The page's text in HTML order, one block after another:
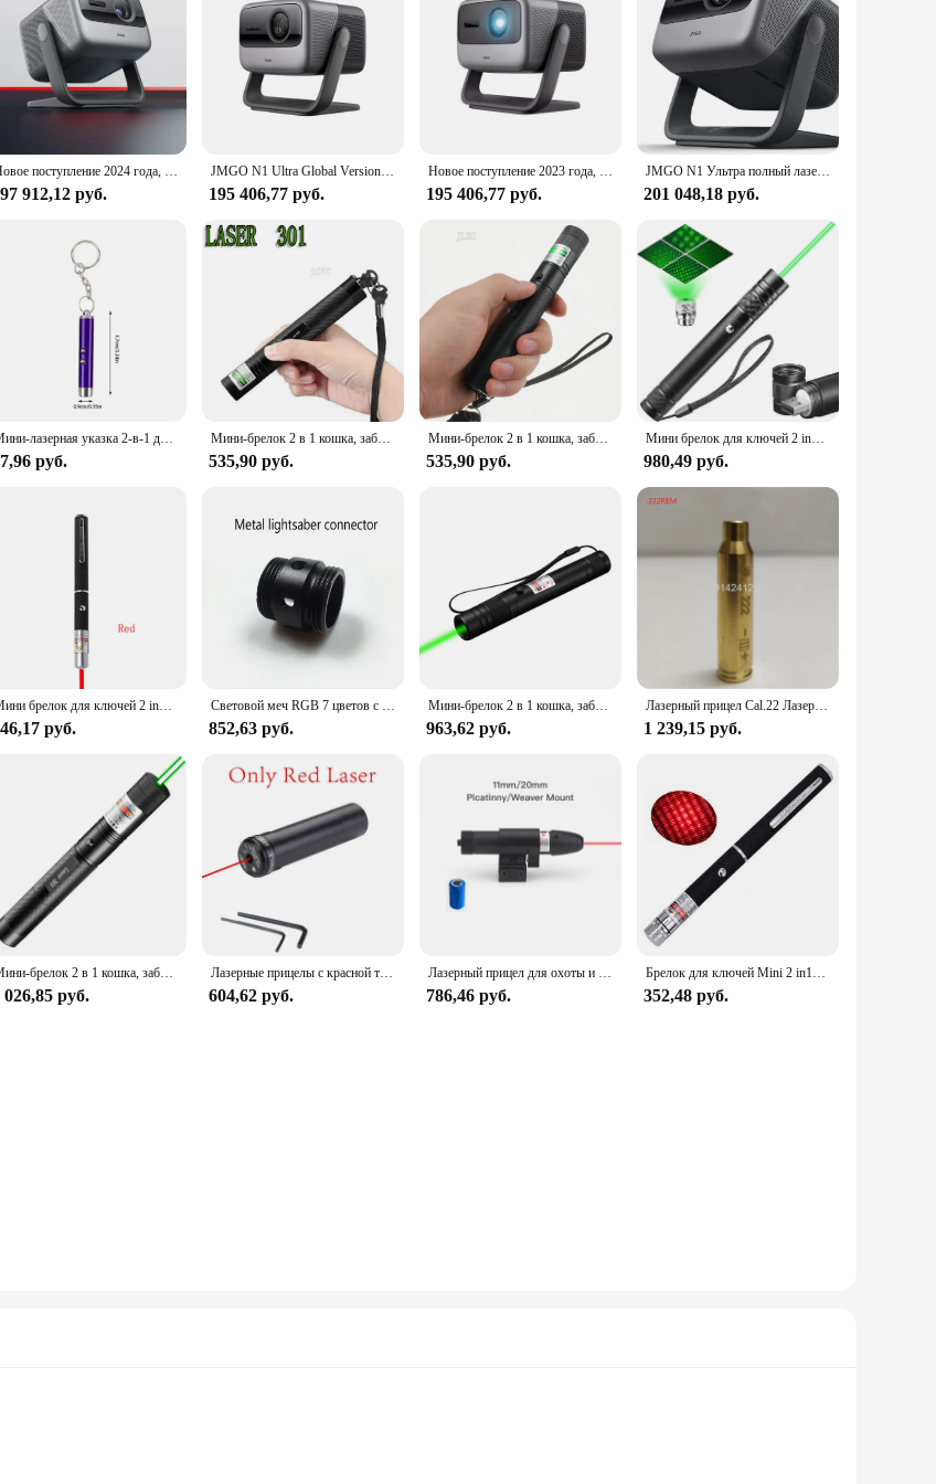
With a variety of connectivity options including HDMI, USB, VGA, AV, and audio in, it caters to diverse multimedia needs.
the Laser Projector 4000 ANSI ensures seamless integration. Its compact dimensions of 12.2 x 9.4 x 4.3 inches and
you need it. Ideal for business presentations, movie nights, or gaming sessions, this projector is your go-to solution for
projector is designed to withstand the rigors of frequent use, thanks to its robust build quality and a 1-year limited warranty.
lamp-based projectors, reducing maintenance costs and ensuring a reliable visual experience over time. Whether you're a
this projector is built to deliver consistent, high-quality visuals for years to come.
Новое поступление 2024 года, JMGO N1, ультра глобальная версия, трехцветный лазерный проектор 4K, 4000 ANSI с Android TV 11,0
912,12 руб.
JMGO N1 Ultra Global Version DLP Beamer 4000 ANSI Люмен Трехцветный лазерный подвес 4K Проектор
195 406,77 руб.
Новое поступление 2023 года, JMGO N1, ультра глобальная версия, трехцветный лазерный проектор 4K, 4000 ANSI с Android TV 11,0
195 406,77 руб.
JMGO N1 Ультра полный лазерный проектор 4K 4000 ANSI люмен Полностью автоматические домашние проекторы для кинотеатра со светодиодными ЖК-лампами на продажу
201 048,18 руб.
Мини-лазерная указка 2-в-1 для домашних животных, игрушка для кошек, портативный светодиодный фонарик для дрессировки домашних животных, игрушки-индикаторы, инструменты
руб.
Мини-брелок 2 в 1 кошка, забавная указка, портативная лазерная указка, светодиодный тренировочный фонарь, игрушка-фонарик для домашних животных, кошек
535,90 руб.
Мини-брелок 2 в 1 кошка, забавная указка, портативная лазерная указка, светодиодный тренировочный фонарь, игрушка-фонарик для домашних животных, кошек
535,90 руб.
Мини брелок для ключей 2 in1Cat, забавная указка с батареей, портативная лазерная указка, светодиодный фонарик для тренировок, игрушка-фонарик для кошек
980,49 руб.
Мини брелок для ключей 2 in1Cat, забавная указка без батареи, портативная лазерная указка, светодиодный фонарик для тренировок, игрушка-фонарик для кошек
руб.
Световой меч RGB 7 цветов с металлической ручкой, лазерный меч с двойной окантовкой, изменение тяжелого дуэльного звука, два в одном, искусственная зарядка через USB
852,63 руб.
Мини-брелок 2 в 1 кошка, забавная указка с батарейным питанием, портативная лазерная указка, светодиодный тренировочный фонарь, игрушечный фонарик для домашних животных, кошек
963,62 руб.
Лазерный прицел Cal.22 Лазерный прицел .22LR Лазерный прицел .22 Лазерный коллиматор для винтовки .22 Лазерная указка
1 239,15 руб.
Мини-брелок 2 в 1 кошка, забавная указка без батареи, портативная лазерная указка, светодиодный тренировочный фонарь, игрушка-фонарик для домашних животных и кошек
026,85 руб.
Лазерные прицелы с красной точкой, красные поручни Пикатинни, пистолетные прицелы, охотничьи перезаряжаемые лазеры, калиброванный металлический лазер Ar15 с зеленой точкой
604,62 руб.
Лазерный прицел для охоты и рыбалки с креплением и аккумулятором, лазерный прицел с красной точкой
786,46 руб.
Брелок для ключей Mini 2 in1Cat, забавная указка без аккумулятора, портативный лазерный указатель, светодиодный фонарик для обучения, игрушка-фонарик для кошек
352,48 руб.